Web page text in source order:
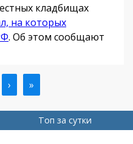
кладбищах
на которых
. Об этом сообщают
Следующая
страница
› Последняя
страница
»
Топ за сутки